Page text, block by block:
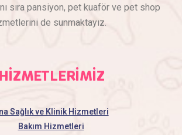
sıra pansiyon, pet kuaför ve pet shop
de sunmaktayız.
Sağlık ve Klinik Hizmetleri
Bakım Hizmetleri